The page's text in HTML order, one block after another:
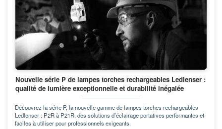
Nouvelle série P de lampes torches rechargeables Ledlenser :
qualité de lumière exceptionnelle et durabilité inégalée
Découvrez la série P, la nouvelle gamme de lampes torches rechargeables
Ledlenser : P2R à P21R, des solutions d’éclairage portatives performantes et
faciles à utiliser pour professionnels exigeants.